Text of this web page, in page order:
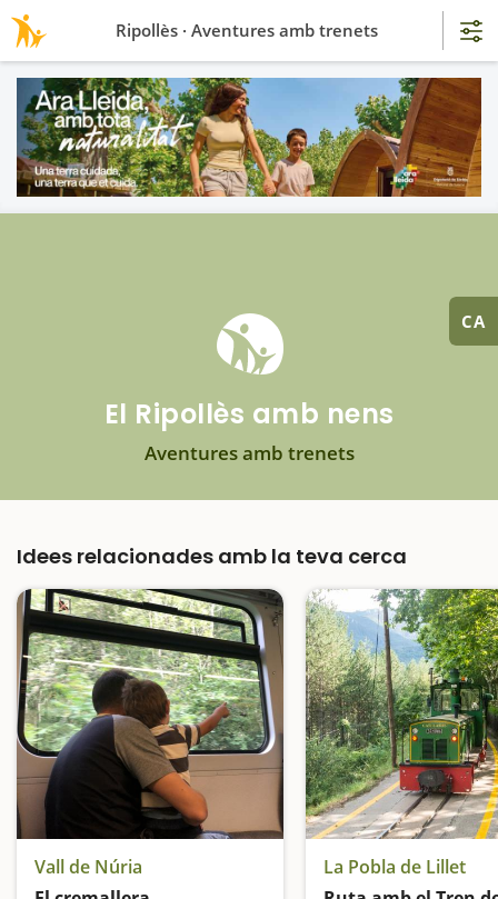
CA
El Ripollès amb nens
Aventures amb trenets
Idees relacionades amb la teva cerca
Vall de Núria
La Pobla de Lillet
Ripollès · Aventures amb trenets